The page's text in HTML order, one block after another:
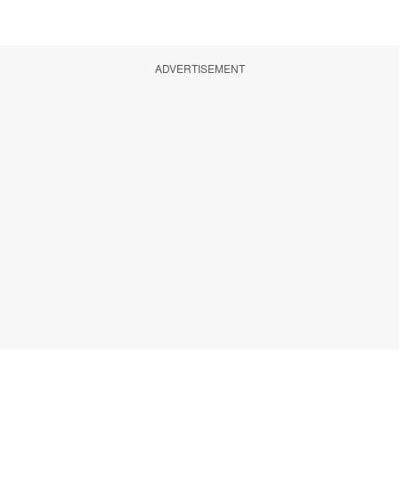
ADVERTISEMENT